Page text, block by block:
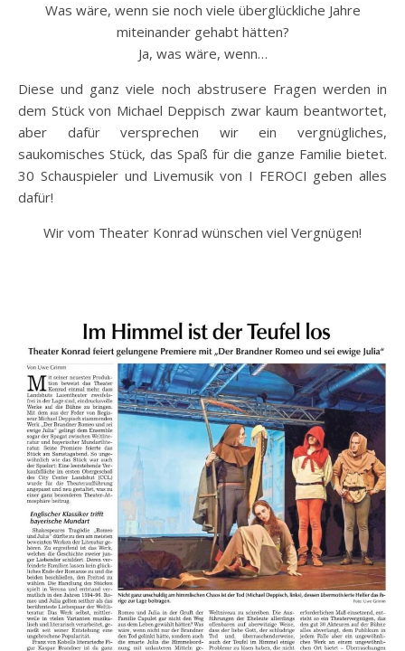
Was wäre, wenn sie noch viele überglückliche Jahre
miteinander gehabt hätten?
Ja, was wäre, wenn…
Diese und ganz viele noch abstrusere Fragen werden in
dem Stück von Michael Deppisch zwar kaum beantwortet,
aber dafür versprechen wir ein vergnügliches,
saukomisches Stück, das Spaß für die ganze Familie bietet.
30 Schauspieler und Livemusik von I FEROCI geben alles
dafür!
Wir vom Theater Konrad wünschen viel Vergnügen!